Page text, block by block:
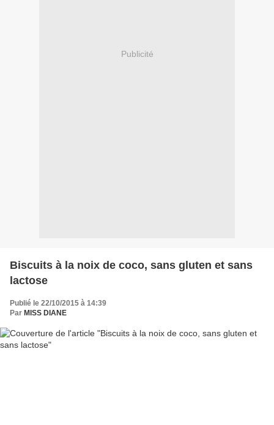
Publicité
Biscuits à la noix de coco, sans gluten et sans
lactose
Publié le 22/10/2015 à 14:39
Par MISS DIANE